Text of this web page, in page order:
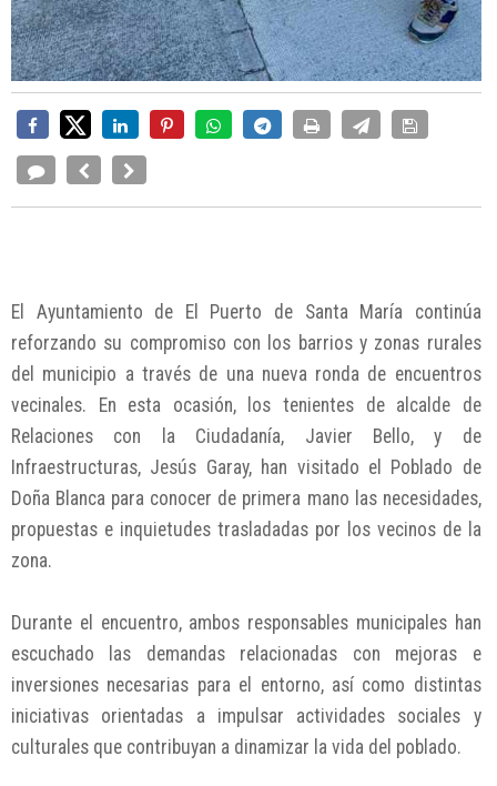
El Ayuntamiento de El Puerto de Santa María continúa
reforzando su compromiso con los barrios y zonas rurales
del municipio a través de una nueva ronda de encuentros
vecinales. En esta ocasión, los tenientes de alcalde de
Relaciones con la Ciudadanía, Javier Bello, y de
Infraestructuras, Jesús Garay, han visitado el Poblado de
Doña Blanca para conocer de primera mano las necesidades,
propuestas e inquietudes trasladadas por los vecinos de la
zona.
Durante el encuentro, ambos responsables municipales han
escuchado las demandas relacionadas con mejoras e
inversiones necesarias para el entorno, así como distintas
iniciativas orientadas a impulsar actividades sociales y
culturales que contribuyan a dinamizar la vida del poblado.